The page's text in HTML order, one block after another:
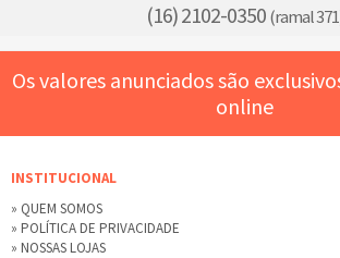
(16) 2102-0350(ramal
Os valores anunciados são
online
INSTITUCIONAL
» QUEM SOMOS
» POLÍTICA DE PRIVACIDADE
» NOSSAS LOJAS